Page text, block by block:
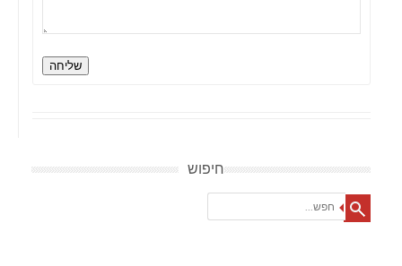
שליחה
חיפוש